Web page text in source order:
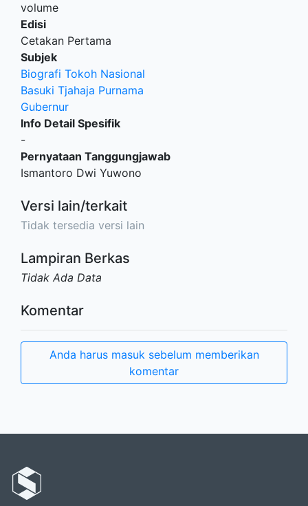
volume
Edisi
Cetakan Pertama
Subjek
Biografi Tokoh Nasional
Basuki Tjahaja Purnama
Gubernur
Info Detail Spesifik
-
Pernyataan Tanggungjawab
Ismantoro Dwi Yuwono
Versi lain/terkait
Tidak tersedia versi lain
Lampiran Berkas
Tidak Ada Data
Komentar
Anda harus masuk sebelum memberikan
komentar